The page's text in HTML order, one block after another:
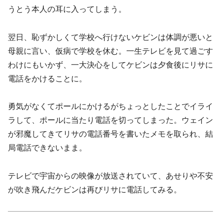
うとう本人の耳に入ってしまう。
翌日、恥ずかしくて学校へ行けないケビンは体調が悪いと
母親に言い、仮病で学校を休む。一生テレビを見て過ごす
わけにもいかず、一大決心をしてケビンは夕食後にリサに
電話をかけることに。
勇気がなくてポールにかけるがちょっとしたことでイライ
ラして、ポールに当たり電話を切ってしまった。ウェイン
が邪魔してきてリサの電話番号を書いたメモを取られ、結
局電話できないまま。
テレビで宇宙からの映像が放送されていて、あせりや不安
が吹き飛んだケビンは再びリサに電話してみる。